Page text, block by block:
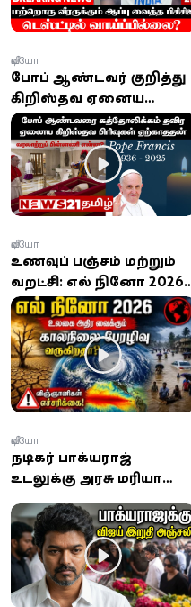
போப் ஆண்டவர் குறித்து
கிறிஸ்தவ ஏனைய
பிரிவுகள் என்ன
சொல்கின்றன?
வீடியோ
உணவுப் பஞ்சம் மற்றும்
வறட்சி: எல் நினோ 2026-
ன் உண்மையான பாதிப்பு
இதுதான்!
வீடியோ
நடிகர் பாக்யராஜ்
உடலுக்கு அரசு மரியாதை;
அறிவிப்பு
வீடியோ